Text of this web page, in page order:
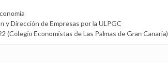
y Dirección de Empresas por la ULPGC
(Colegio Economistas de Las Palmas de Gran Canaria)